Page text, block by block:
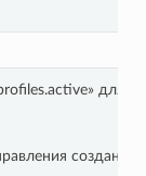
для